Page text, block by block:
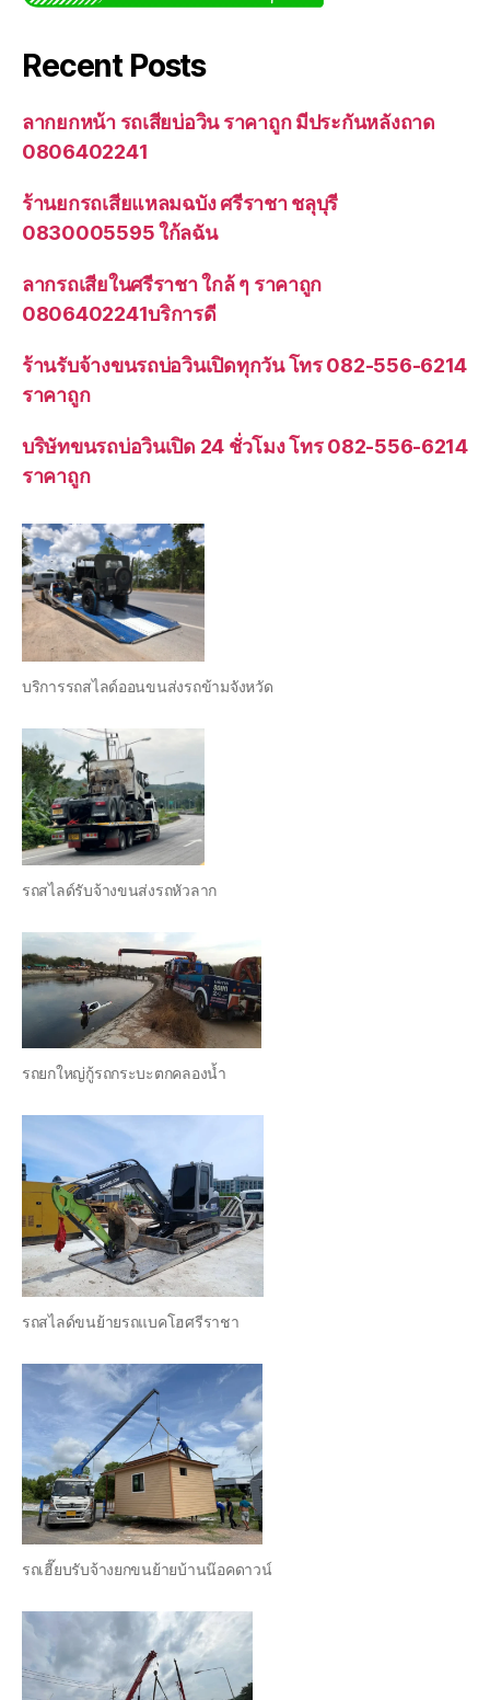
Recent Posts
ลากยกหน้า รถเสียบ่อวิน ราคาถูก มีประกันหลังถาด
0806402241
ร้านยกรถเสียแหลมฉบัง ศรีราชา ชลุบุรี
0830005595 ใก้ลฉัน
ลากรถเสียในศรีราชา ใกล้ ๆ ราคาถูก
0806402241บริการดี
ร้านรับจ้างขนรถบ่อวินเปิดทุกวัน โทร 082-556-6214
ราคาถูก
บริษัทขนรถบ่อวินเปิด 24 ชั่วโมง โทร 082-556-6214
ราคาถูก
บริการรถสไลด์ออนขนส่งรถข้ามจังหวัด
รถสไลด์รับจ้างขนส่งรถหัวลาก
รถยกใหญ่กู้รถกระบะตกคลองน้ำ
รถสไลด์ขนย้ายรถแบคโฮศรีราชา
รถเฮี๊ยบรับจ้างยกขนย้ายบ้านน๊อคดาวน์